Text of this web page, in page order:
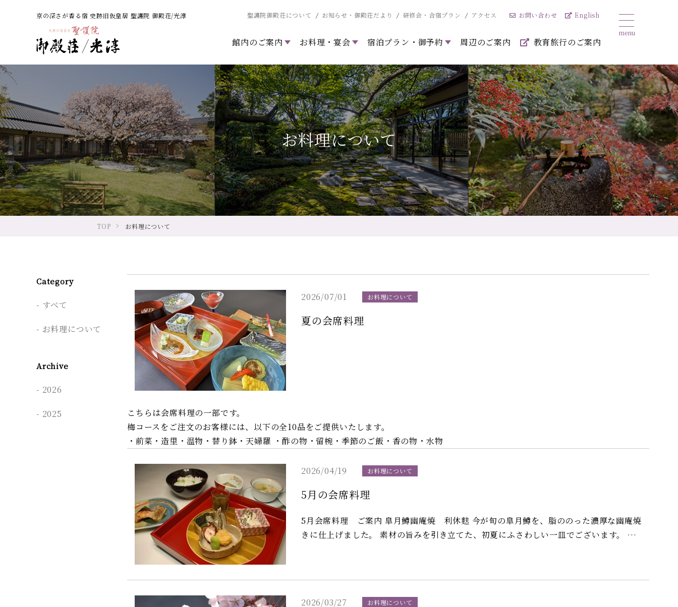
京の深さが香る宿 史跡旧仮皇居 聖護院 御殿荘/光淳 聖護院御殿荘について お知らせ・御殿荘だより 研修会・合宿プラン アクセス お問い合わせ English
館内のご案内 お料理・宴会 宿泊プラン・御予約 周辺のご案内 教育旅行のご案内
お料理について
TOP お料理について
2026/07/01 お料理について
夏の会席料理
こちらは会席料理の一部です。
梅コースをご注文のお客様には、以下の全10品をご提供いたします。
・前菜・造里・温物・替り鉢・天婦羅 ・酢の物・留椀・季節のご飯・香の物・水物
2026/04/19 お料理について
5月の会席料理
5月会席料理 ご案内 皐月鱒幽庵焼 利休麩 今が旬の皐月鱒を、脂ののった濃厚な幽庵焼
きに仕上げました。 素材の旨みを引き立てた、初夏にふさわしい一皿でございます。 白
な風味をお楽しみください。 やさしい甘みでふっくら炊き上げました旬の一寸豆。 また
2026/03/27 お料理について
Category
すべて
お料理について
Archive
2026
2025